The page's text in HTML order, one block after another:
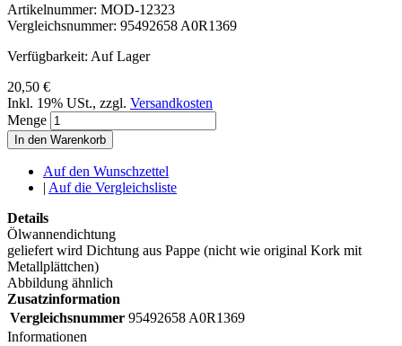
Artikelnummer: MOD-12323
Vergleichsnummer: 95492658 A0R1369
Verfügbarkeit: Auf Lager
20,50 €
Inkl. 19% USt., zzgl. Versandkosten
Menge
In den Warenkorb
Auf den Wunschzettel
| Auf die Vergleichsliste
Details
Ölwannendichtung
geliefert wird Dichtung aus Pappe (nicht wie original Kork mit
Metallplättchen)
Abbildung ähnlich
Zusatzinformation
Vergleichsnummer 95492658 A0R1369
Informationen